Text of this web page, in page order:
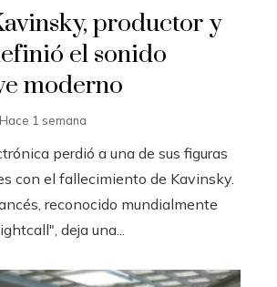
productor y
el sonido
moderno
Hace 1 semana
perdió a una de sus figuras
con el fallecimiento de Kavinsky.
reconocido mundialmente
deja una...